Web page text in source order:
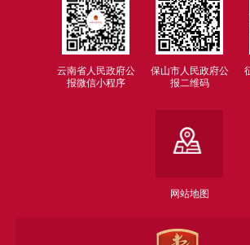
云南省人民政府公
报微信小程序
保山市人民政府公
报二维码
网站地图